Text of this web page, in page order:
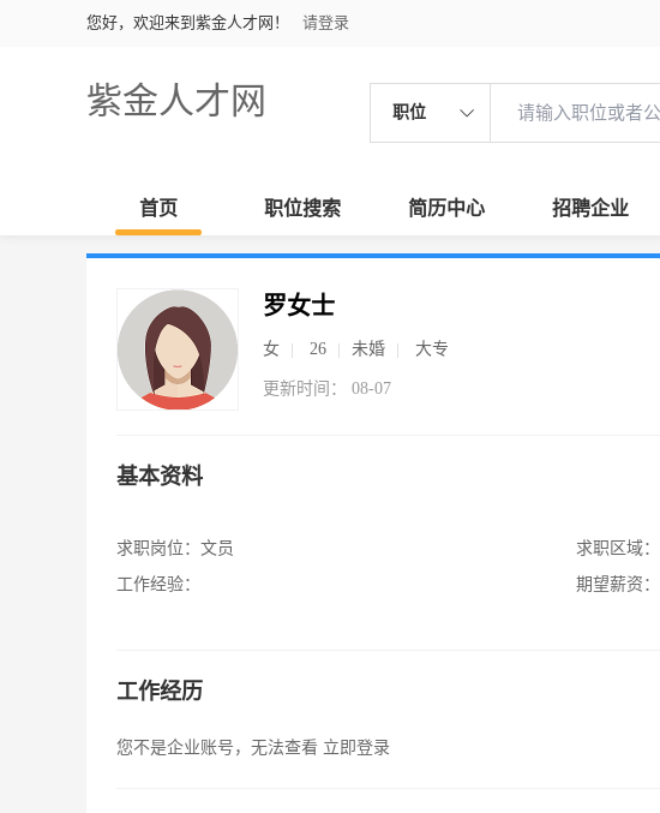
您好，欢迎来到紫金人才网！ 请登录
紫金人才网 职位
首页 职位搜索 简历中心 招聘企业
罗女士
女 26 未婚 大专
更新时间： 08-07
基本资料
求职岗位： 文员
工作经验：
求职区域：
期望薪资：
工作经历
您不是企业账号，无法查看 立即登录